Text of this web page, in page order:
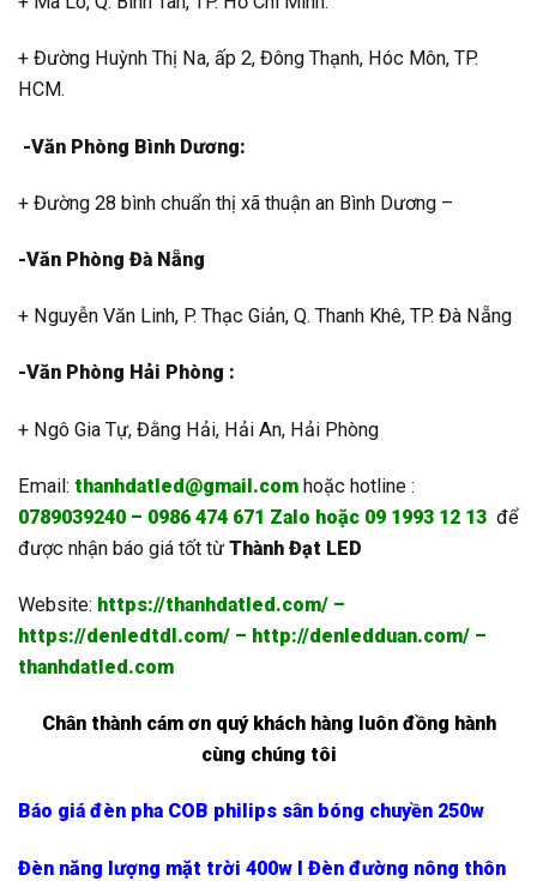
+ Đường Huỳnh Thị Na, ấp 2, Đông Thạnh, Hóc Môn, TP.
HCM.
-Văn Phòng Bình Dương:
+ Đường 28 bình chuẩn thị xã thuận an Bình Dương –
-Văn Phòng Đà Nẵng
+ Nguyễn Văn Linh, P. Thạc Giản, Q. Thanh Khê, TP. Đà Nẵng
-Văn Phòng Hải Phòng :
+ Ngô Gia Tự, Đằng Hải, Hải An, Hải Phòng
Email: thanhdatled@gmail.com hoặc hotline :
0789039240 – 0986 474 671 Zalo hoặc 09 1993 12 13 để
được nhận báo giá tốt từThành Đạt LED
Website: https://thanhdatled.com/ –
https://denledtdl.com/ – http://denledduan.com/ –
thanhdatled.com
Chân thành cám ơn quý khách hàng luôn đồng hành
cùng chúng tôi
Báo giá đèn pha COB philips sân bóng chuyền 250w
Đèn năng lượng mặt trời 400w l Đèn đường nông thôn